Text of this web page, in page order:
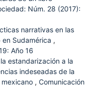
Núm. 28 (2017):
narrativas en las
Sudamérica ,
Año 16
estandarización a la
indeseadas de la
, Comunicación